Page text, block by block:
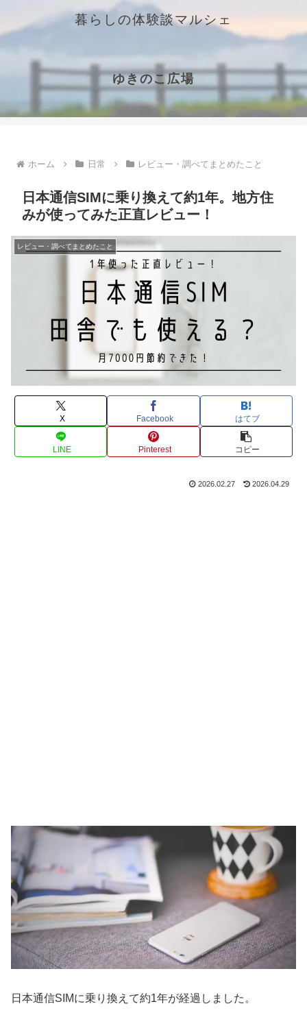
暮らしの体験談マルシェ
ゆきのこ広場
ホーム 日常 レビュー・調べてまとめたこと
日本通信SIMに乗り換えて約1年。地方住
みが使ってみた正直レビュー！
レビュー・調べてまとめたこと
X Facebook はてブ
LINE Pinterest コピー
2026.02.27 2026.04.29
日本通信SIMに乗り換えて約1年が経過しました。